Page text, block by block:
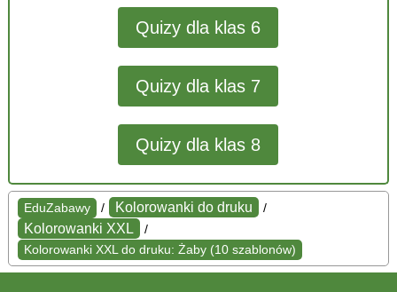
Quizy dla klas 6
Quizy dla klas 7
Quizy dla klas 8
EduZabawy / Kolorowanki do druku /
Kolorowanki XXL
/
Kolorowanki XXL do druku: Żaby (10 szablonów)